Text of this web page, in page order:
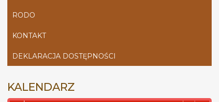
RODO
KONTAKT
DEKLARACJA DOSTĘPNOŚCI
KALENDARZ